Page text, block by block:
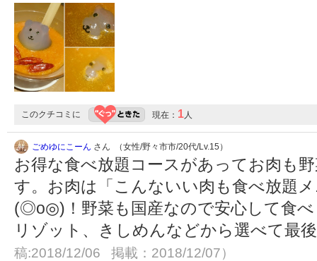
このクチコミに 現在： 1 人
ごめゆにこーん さん （女性/野々市市/20代/Lv.15）
お得な食べ放題コースがあってお肉も
す。お肉は「こんないい肉も食べ放題
(◎o◎)！野菜も国産なので安心して食
リゾット、きしめんなどから選べて最
稿:2018/12/06 掲載：2018/12/07）